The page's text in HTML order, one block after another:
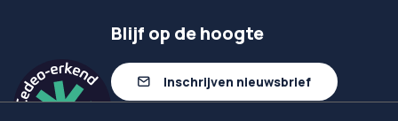
Blijf op de hoogte
Inschrijven nieuwsbrief